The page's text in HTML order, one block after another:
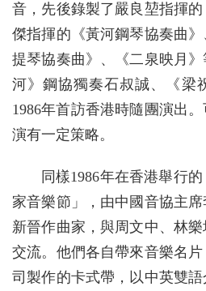
音，先後錄製了嚴良堃指揮
傑指揮的《黃河鋼琴協奏曲
提琴協奏曲》、《二泉映月
河》鋼協獨奏石叔誠、《梁
1986年首訪香港時隨團演出
演有一定策略。
同樣1986年在香港舉行
家音樂節」，由中國音協主
新晉作曲家，與周文中、林
交流。他們各自帶來音樂名
司製作的卡式帶，以中英雙